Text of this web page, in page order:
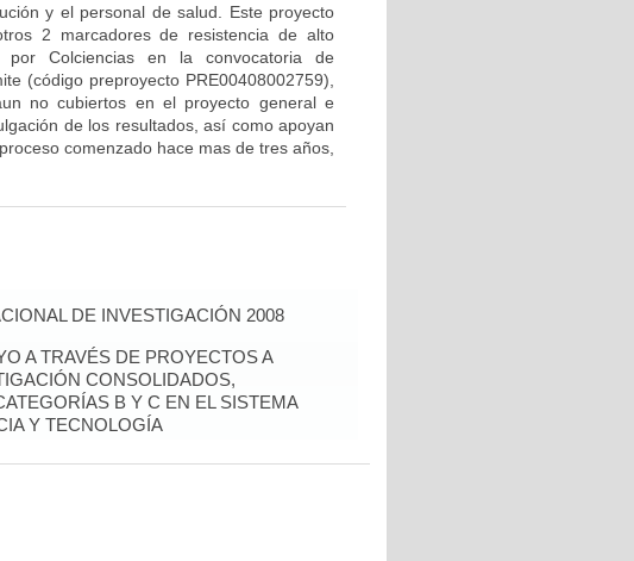
y el personal de salud. Este proyecto
2 marcadores de resistencia de alto
Colciencias en la convocatoria de
(código preproyecto PRE00408002759),
no cubiertos en el proyecto general e
de los resultados, así como apoyan
comenzado hace mas de tres años,
DE INVESTIGACIÓN 2008
A TRAVÉS DE PROYECTOS A
CONSOLIDADOS,
B Y C EN EL SISTEMA
Y TECNOLOGÍA